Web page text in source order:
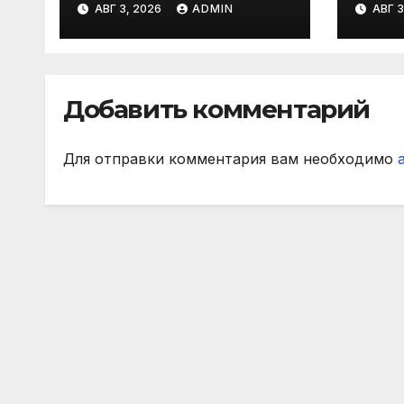
символическую
сборную 2‑го тура
МАТЧ ПРЕМЬЕР
АВГ 3, 2026 ADMIN
— в
АВГ
Добавить комментарий
Для отправки комментария вам необходимо